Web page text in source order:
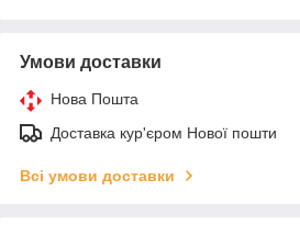
Умови доставки
Нова Пошта
Доставка кур'єром Нової пошти
Всі умови доставки